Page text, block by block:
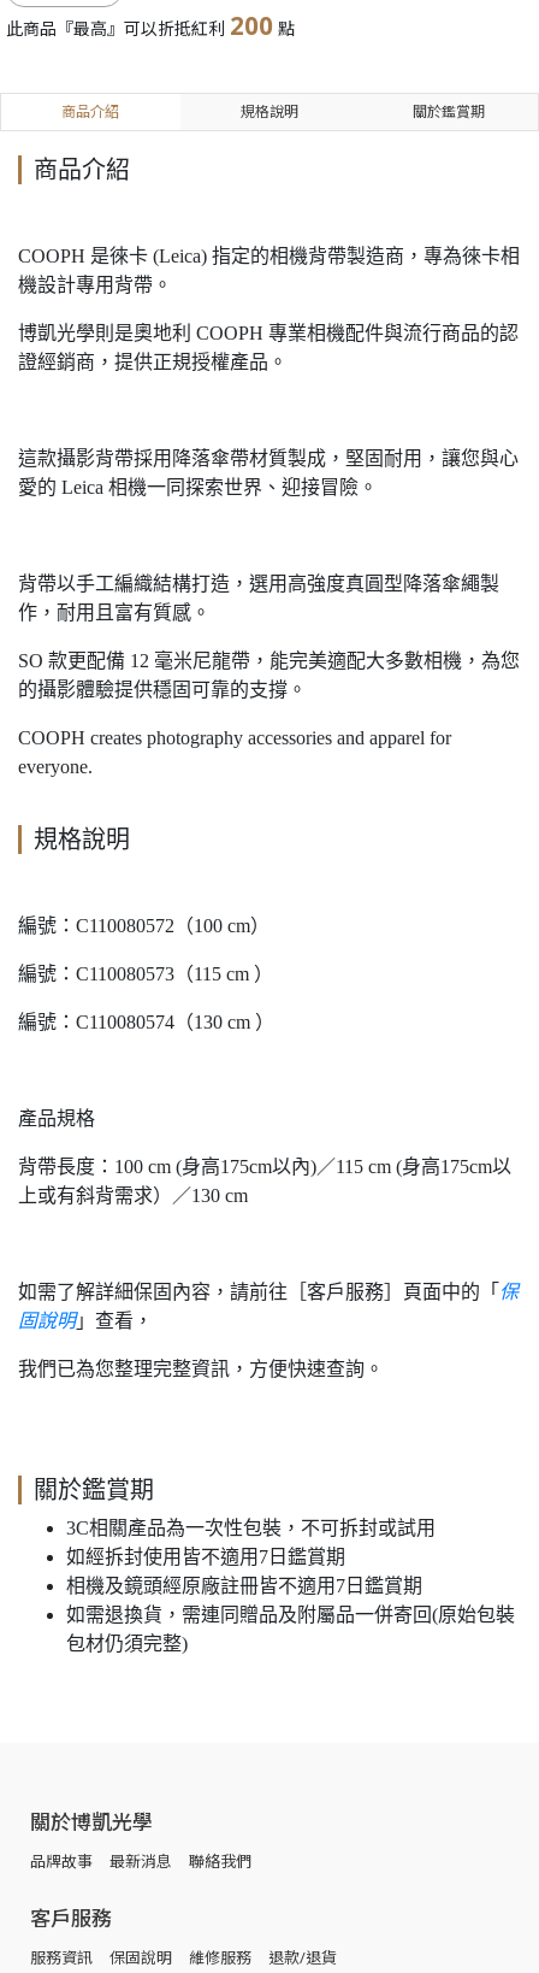
此商品『最高』可以折抵紅利 200 點
商品介紹 規格說明 關於鑑賞期
商品介紹
COOPH 是徠卡 (Leica) 指定的相機背帶製造商，專為徠卡相
機設計專用背帶。
博凱光學則是奧地利 COOPH 專業相機配件與流行商品的認
證經銷商，提供正規授權產品。
這款攝影背帶採用降落傘帶材質製成，堅固耐用，讓您與心
愛的 Leica 相機一同探索世界、迎接冒險。
背帶以手工編織結構打造，選用高強度真圓型降落傘繩製
作，耐用且富有質感。
SO 款更配備 12 毫米尼龍帶，能完美適配大多數相機，為您
的攝影體驗提供穩固可靠的支撐。
COOPH creates photography accessories and apparel for
everyone.
規格說明
編號：C110080572（100 cm）
編號：C110080573（115 cm ）
編號：C110080574（130 cm ）
產品規格
背帶長度：100 cm (身高175cm以內)／115 cm (身高175cm以
上或有斜背需求）／130 cm
如需了解詳細保固內容，請前往［客戶服務］頁面中的「 保
固說明」查看，
我們已為您整理完整資訊，方便快速查詢。
關於鑑賞期
3C相關產品為一次性包裝，不可拆封或試用
如經拆封使用皆不適用7日鑑賞期
相機及鏡頭經原廠註冊皆不適用7日鑑賞期
如需退換貨，需連同贈品及附屬品一併寄回(原始包裝
包材仍須完整)
關於博凱光學
品牌故事 最新消息 聯絡我們
客戶服務
服務資訊 保固說明 維修服務 退款/退貨